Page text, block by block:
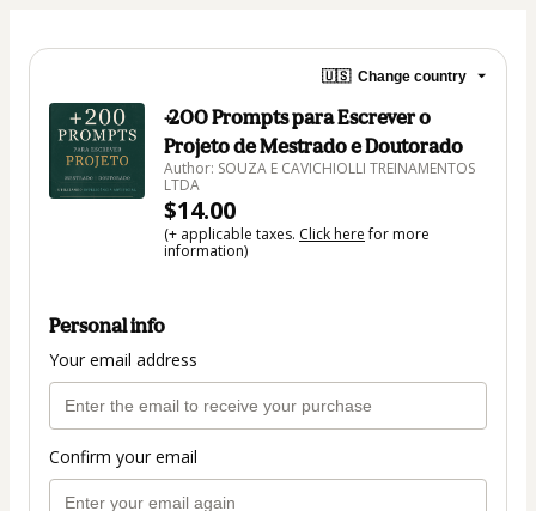
🇺🇸 Change country
+200 Prompts para Escrever o
Projeto de Mestrado e Doutorado
Author: SOUZA E CAVICHIOLLI TREINAMENTOS
LTDA
$14.00
(+ applicable taxes. Click herefor more
information)
Personal info
Your email address
Confirm your email